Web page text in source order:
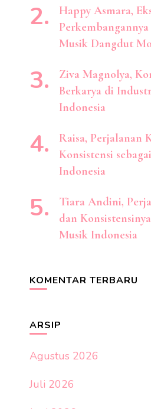
Happy Asmara,
Musik Dangdut
Ziva Magnolya,
Berkarya di
Indonesia
Raisa, Perjalanan
Konsistensi
Indonesia
Tiara Andini,
dan
Musik Indonesia
KOMENTAR TERBARU
ARSIP
Agustus 2026
Juli 2026